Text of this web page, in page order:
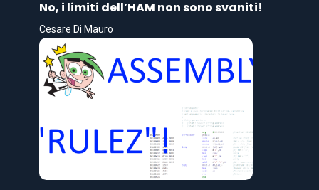
No, i limiti dell’HAM non sono svaniti!
Cesare Di Mauro